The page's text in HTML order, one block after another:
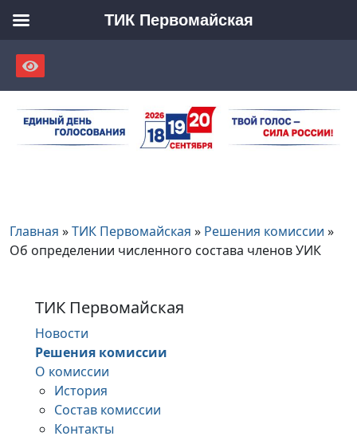
content
Главная »ТИК Первомайская » Решения комиссии »
Об определении численного состава членов УИК
ТИК Первомайская
Новости
Решения комиссии
О комиссии
История
Состав комиссии
Контакты
ТИК Первомайская